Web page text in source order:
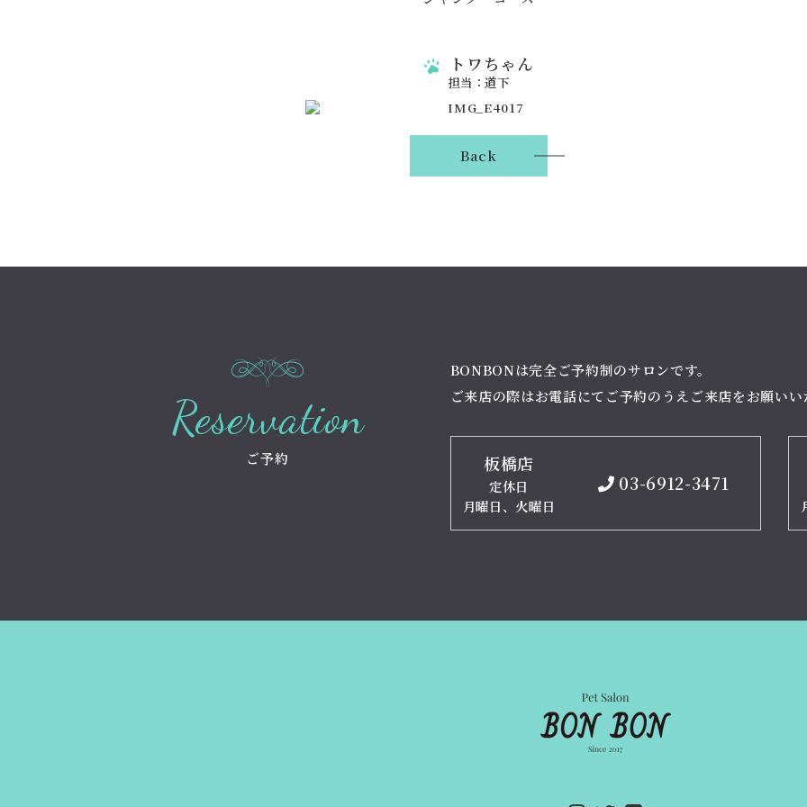
トワちゃん
担当：道下
Back
Reservation
ご予約
BONBONは完全ご予約制のサロンです。
ご来店の際はお電話にてご予約のうえご来店をお願いい
板橋店
定休日
月曜日、火曜日
03-6912-3471